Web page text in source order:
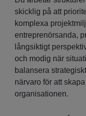
skicklig på att
komplexa
entreprenörsanda,
långsiktigt
och modig när
balansera
närvaro för att
organisationen.